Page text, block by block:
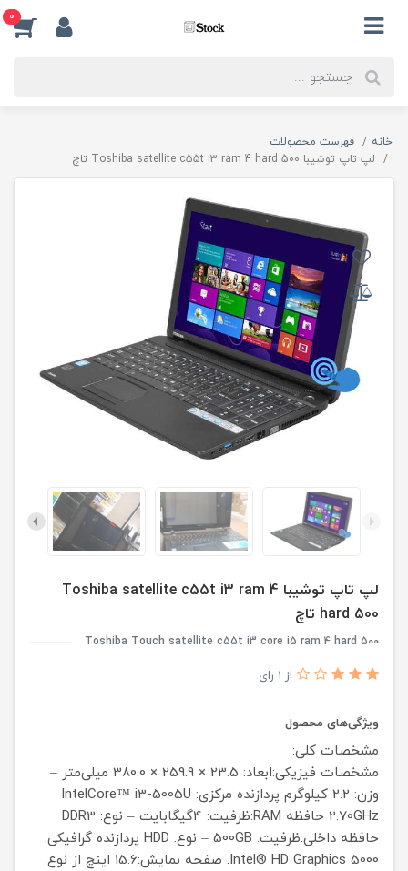
0
خانه
فهرست محصولات
لپ تاپ توشیبا Toshiba satellite c55t i3 ram 4 hard 500 تاچ
لپ تاپ توشیبا Toshiba satellite c55t i3 ram 4
hard 500 تاچ
Toshiba Touch satellite c55t i3 core i5 ram 4 hard 500
از 1 رای
ویژگی‌های محصول
مشخصات کلی:
مشخصات فیزیکی:ابعاد: 23.5 × 259.9 × 380.0 میلی‌متر –
وزن: 2.2 کیلوگرم
پردازنده مرکزی: IntelCore™ i3-5005U
2.70GHz حافظه RAM:ظرفیت: 4گیگابایت – نوع: DDR3
حافظه داخلی:ظرفیت: 500GB – نوع: HDD
پردازنده گرافیکی:
Intel® HD Graphics 5000.
صفحه نمایش:15.6 اینچ از نوع